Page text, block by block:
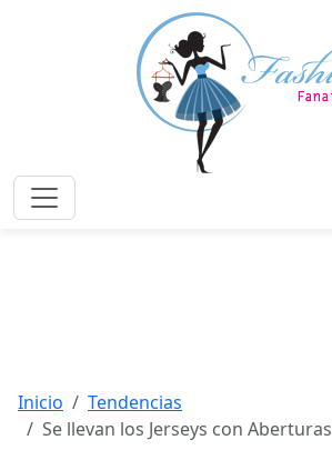
Menú
Inicio
Tendencias
Se llevan los Jerseys con Aberturas